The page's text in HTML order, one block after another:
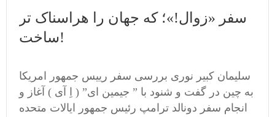
سفر «زوال!»؛ که جهان را هراسناک تر
ساخت!
سلیمان کبیر نوری بررسی سفر رییس جمهور امریکا
به چین در گفت و شنود با ” جیمین ای” ( اِ آی ) آغاز و
انجام سفر دونالد ترامپ رئیس جمهور ایالات متحده